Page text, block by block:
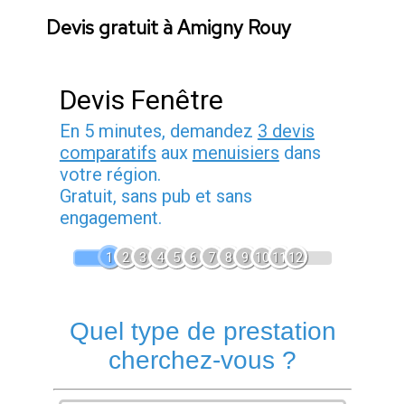
Devis gratuit à Amigny Rouy
Devis Fenêtre
En 5 minutes, demandez 3 devis
comparatifs aux menuisiers dans
votre région.
Gratuit, sans pub et sans
engagement.
1 2 3 4 5 6 7 8 9 1011 12
Quel type de prestation
cherchez-vous ?